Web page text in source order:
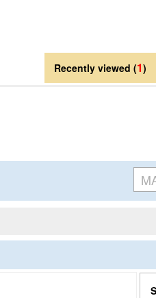
Recently viewed (1)